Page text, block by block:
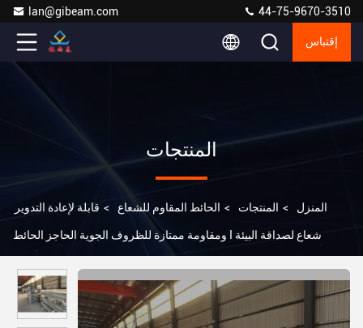
lan@gibeam.com 44-75-9670-3510
إقتباس
المنتجات
المنزل > المنتجات > الحائط المقاوم للشعاع > قابلة لإعادة التدوير
ومقاومة ممتازة للظروف الجوية الحاجز الحائط I شعاع لصداقة البيئة